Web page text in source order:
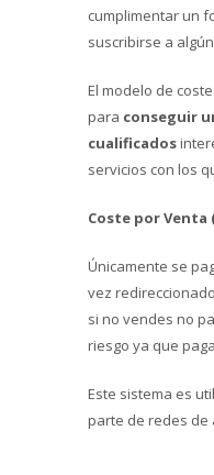
cumplimentar un
suscribirse a
El modelo de
para conseguir
cualificados
servicios con los
Coste por Venta
Únicamente se
vez
si no vendes no
riesgo ya que
Este sistema es
parte de redes de